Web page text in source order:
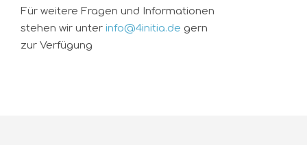
Für weitere Fragen und Informationen
stehen wir unter info@4initia.de gern
zur Verfügung